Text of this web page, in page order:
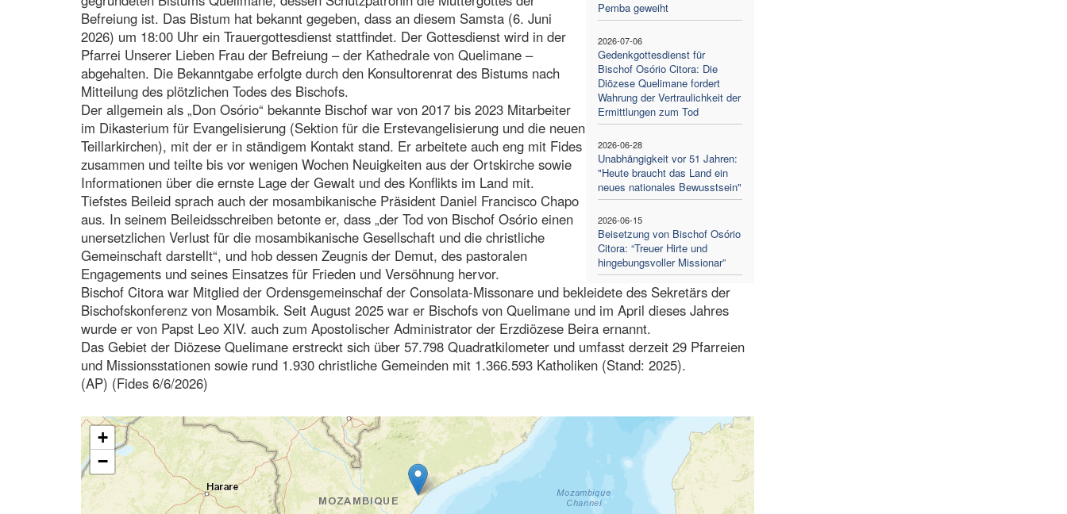
Pemba geweiht
2026-07-06
Gedenkgottesdienst für
Bischof Osório Citora: Die
Diözese Quelimane fordert
Wahrung der Vertraulichkeit der
Ermittlungen zum Tod
2026-06-28
Unabhängigkeit vor 51 Jahren:
"Heute braucht das Land ein
neues nationales Bewusstsein"
2026-06-15
Beisetzung von Bischof Osório
Citora: “Treuer Hirte und
hingebungsvoller Missionar”
Befreiung ist. Das Bistum hat bekannt gegeben, dass an diesem Samsta (6. Juni
2026) um 18:00 Uhr ein Trauergottesdienst stattfindet. Der Gottesdienst wird in der
Pfarrei Unserer Lieben Frau der Befreiung – der Kathedrale von Quelimane –
abgehalten. Die Bekanntgabe erfolgte durch den Konsultorenrat des Bistums nach
Mitteilung des plötzlichen Todes des Bischofs.
Der allgemein als „Don Osório“ bekannte Bischof war von 2017 bis 2023 Mitarbeiter
im Dikasterium für Evangelisierung (Sektion für die Erstevangelisierung und die neuen
Teillarkirchen), mit der er in ständigem Kontakt stand. Er arbeitete auch eng mit Fides
zusammen und teilte bis vor wenigen Wochen Neuigkeiten aus der Ortskirche sowie
Informationen über die ernste Lage der Gewalt und des Konflikts im Land mit.
Tiefstes Beileid sprach auch der mosambikanische Präsident Daniel Francisco Chapo
aus. In seinem Beileidsschreiben betonte er, dass „der Tod von Bischof Osório einen
unersetzlichen Verlust für die mosambikanische Gesellschaft und die christliche
Gemeinschaft darstellt“, und hob dessen Zeugnis der Demut, des pastoralen
Engagements und seines Einsatzes für Frieden und Versöhnung hervor.
Bischof Citora war Mitglied der Ordensgemeinschaf der Consolata-Missonare und bekleidete des Sekretärs der
Bischofskonferenz von Mosambik. Seit August 2025 war er Bischofs von Quelimane und im April dieses Jahres
wurde er von Papst Leo XIV. auch zum Apostolischer Administrator der Erzdiözese Beira ernannt.
Das Gebiet der Diözese Quelimane erstreckt sich über 57.798 Quadratkilometer und umfasst derzeit 29 Pfarreien
und Missionsstationen sowie rund 1.930 christliche Gemeinden mit 1.366.593 Katholiken (Stand: 2025).
(AP) (Fides 6/6/2026)
+
−